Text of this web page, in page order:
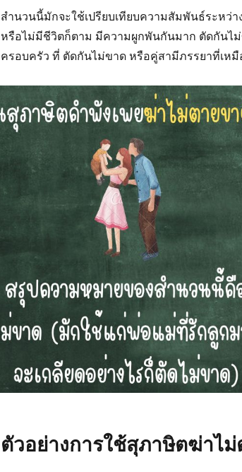
สำนวนนี้มักจะใช้เปรียบเทียบความสัมพันธ์ระหว่
หรือไม่มีชีวิตก็ตาม มีความผูกพันกันมาก ตัดกันไ
ครอบครัว ที่ ตัดกันไม่ขาด หรือคู่สามีภรรยาที่เห
ตัวอย่างการใช้สุภาษิตฆ่าไ